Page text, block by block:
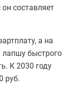
составляет
а на
быстрого
К 2030 году
руб.